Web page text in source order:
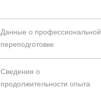
Данные о профессиональной
переподготовке
Сведения о
продолжительности опыта